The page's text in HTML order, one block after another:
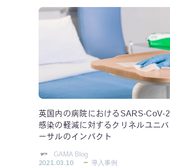
英国内の病院におけるSARS-CoV-2
感染の軽減に対するクリネルユニバ
ーサルのインパクト
GAMA Blog
2021.03.10 導入事例